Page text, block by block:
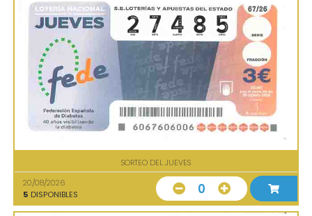
SORTEO DEL JUEVES
20/08/2026
5 DISPONIBLES 0